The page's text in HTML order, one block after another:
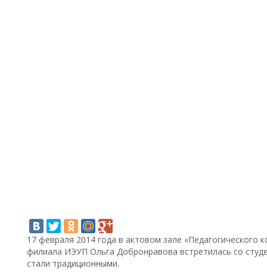
17 февраля 2014 года в актовом зале «Педагогического
филиала ИЭУП Ольга Добронравова встретилась со
стали традиционными.